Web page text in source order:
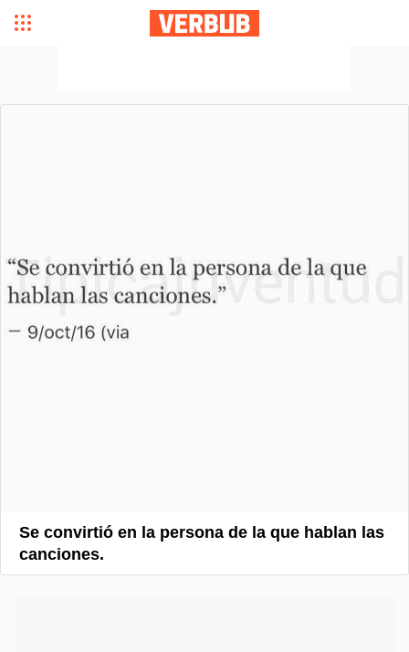
Se convirtió en la persona de la que hablan las
canciones.